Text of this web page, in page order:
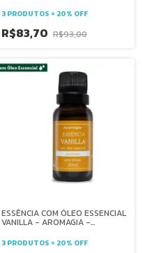
3 PRODUTOS = 20% OFF
R$83,70 R$93,00
ESSÊNCIA COM ÓLEO ESSENCIAL
VANILLA - AROMAGIA -
conforto -antioxidante -
digestivo
3 PRODUTOS = 20% OFF